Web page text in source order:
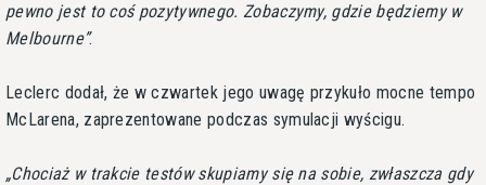
pewno jest to coś pozytywnego. Zobaczymy, gdzie będziemy w
Melbourne .
Leclerc dodał, że w czwartek jego uwagę przykuło mocne tempo
McLarena, zaprezentowane podczas symulacji wyścigu.
Chociaż w trakcie testów skupiamy się na sobie, zwłaszcza gdy